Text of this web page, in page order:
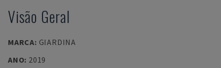
Visão Geral
MARCA: GIARDINA
ANO: 2019